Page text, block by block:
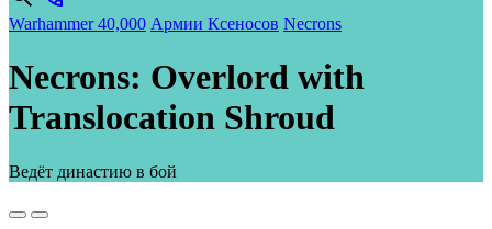
Warhammer 40,000 Армии Ксеносов Necrons
Necrons: Overlord with
Translocation Shroud
Ведёт династию в бой